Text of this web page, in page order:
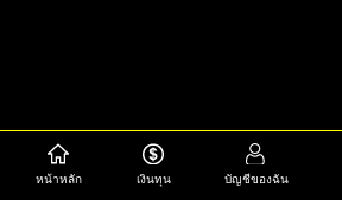
หน้าหลัก เงินทุน บัญชีของฉัน